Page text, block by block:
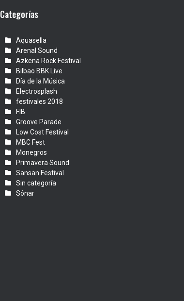
Categorías
Aquasella
Arenal Sound
Azkena Rock Festival
Bilbao BBK Live
Día de la Música
Electrosplash
festivales 2018
FIB
Groove Parade
Low Cost Festival
MBC Fest
Monegros
Primavera Sound
Sansan Festival
Sin categoría
Sónar